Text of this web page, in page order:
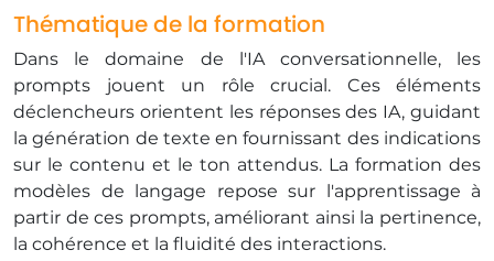
Thématique de la formation
Dans le domaine de l'IA conversationnelle, les
prompts jouent un rôle crucial. Ces éléments
déclencheurs orientent les réponses des IA, guidant
la génération de texte en fournissant des indications
sur le contenu et le ton attendus. La formation des
modèles de langage repose sur l'apprentissage à
partir de ces prompts, améliorant ainsi la pertinence,
la cohérence et la fluidité des interactions.